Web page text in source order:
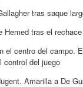
tras saque
Hemed tras el
el centro del campo.
control del juego
Amarilla a De